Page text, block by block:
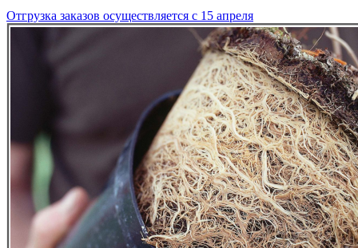
Отгрузка заказов осуществляется с 15 апреля